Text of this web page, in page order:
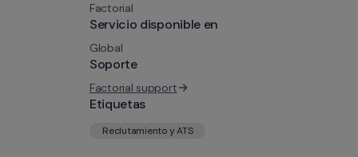
Factorial
Servicio disponible en
Global
Soporte
Factorial support
Etiquetas
Reclutamiento y ATS